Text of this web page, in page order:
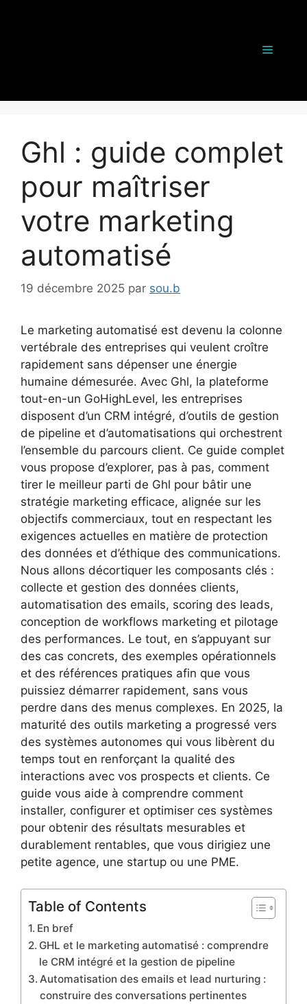
Menu
Ghl : guide complet
pour maîtriser
votre marketing
automatisé
19 décembre 2025 par sou.b
Le marketing automatisé est devenu la colonne
vertébrale des entreprises qui veulent croître
rapidement sans dépenser une énergie
humaine démesurée. Avec Ghl, la plateforme
tout-en-un GoHighLevel, les entreprises
disposent d’un CRM intégré, d’outils de gestion
de pipeline et d’automatisations qui orchestrent
l’ensemble du parcours client. Ce guide complet
vous propose d’explorer, pas à pas, comment
tirer le meilleur parti de Ghl pour bâtir une
stratégie marketing efficace, alignée sur les
objectifs commerciaux, tout en respectant les
exigences actuelles en matière de protection
des données et d’éthique des communications.
Nous allons décortiquer les composants clés :
collecte et gestion des données clients,
automatisation des emails, scoring des leads,
conception de workflows marketing et pilotage
des performances. Le tout, en s’appuyant sur
des cas concrets, des exemples opérationnels
et des références pratiques afin que vous
puissiez démarrer rapidement, sans vous
perdre dans des menus complexes. En 2025, la
maturité des outils marketing a progressé vers
des systèmes autonomes qui vous libèrent du
temps tout en renforçant la qualité des
interactions avec vos prospects et clients. Ce
guide vous aide à comprendre comment
installer, configurer et optimiser ces systèmes
pour obtenir des résultats mesurables et
durablement rentables, que vous dirigiez une
petite agence, une startup ou une PME.
Table of Contents
En bref
GHL et le marketing automatisé : comprendre
le CRM intégré et la gestion de pipeline
Automatisation des emails et lead nurturing :
construire des conversations pertinentes